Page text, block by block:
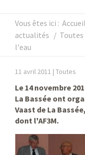
Vous êtes ici : Accueil
actualités / Toutes
l'eau
11 avril 2011 | Toutes
Le 14 novembre
La Bassée ont
Vaast de La
dont l'AF3M.